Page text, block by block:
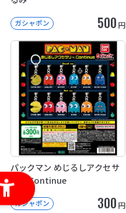
ガシャポン 500 円
パックマン めじるしアクセサ
リー Continue
ガシャポン 300 円